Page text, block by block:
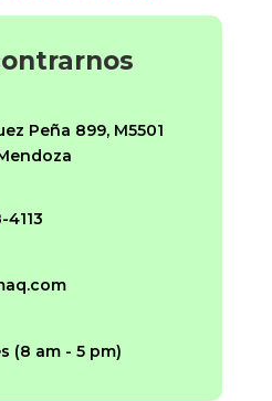
Peña 899, M5501
4113
(8 am - 5 pm)